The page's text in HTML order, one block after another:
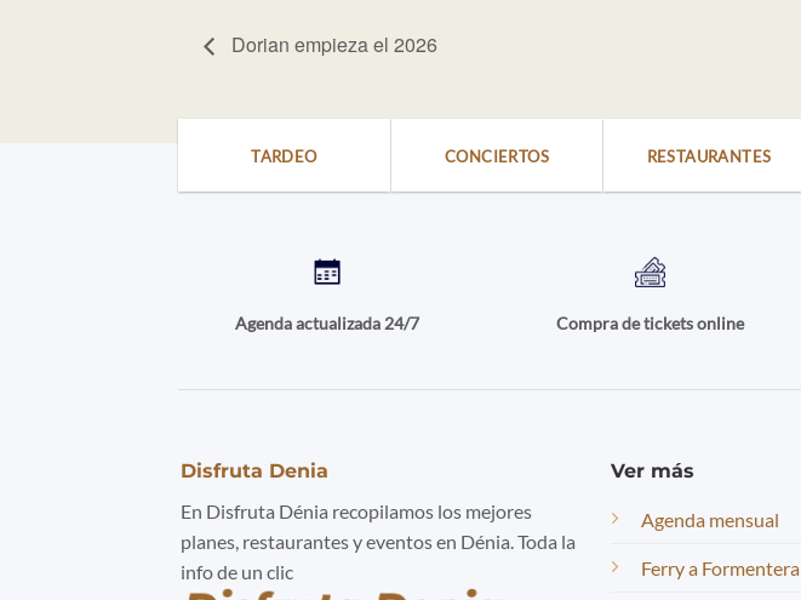
Dorian empieza el 2026
TARDEO CONCIERTOS RESTAURANTES
Agenda actualizada 24/7 Compra de tickets online
Disfruta Denia
En Disfruta Dénia recopilamos los mejores
planes, restaurantes y eventos en Dénia. Toda la
info de un clic
Ver más
Agenda mensual
Ferry a Formentera